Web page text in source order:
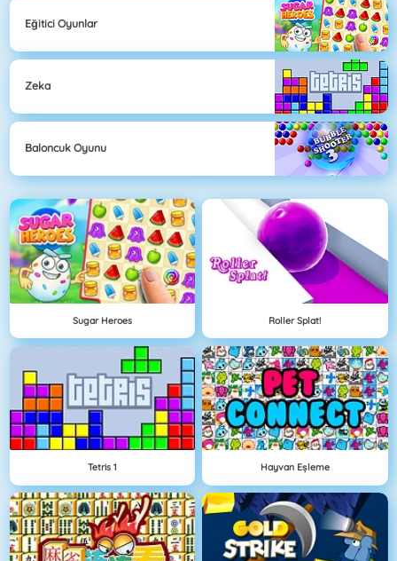
Eğitici Oyunlar
Zeka
Baloncuk Oyunu
Sugar Heroes Roller Splat!
Tetris 1 Hayvan Eşleme